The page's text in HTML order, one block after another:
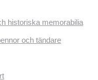
historiska memorabilia
och tändare